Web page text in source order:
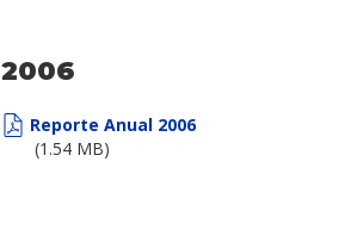
2006
Reporte Anual 2006
(1.54 MB)